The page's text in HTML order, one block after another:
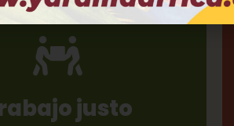
justo
el trabajo es mucho más que
o una ocupación. Tenemos
dimensiones humana, social,
cultural y ambiental del
aspiramos a tener un trabajo
Esto se concreta en una